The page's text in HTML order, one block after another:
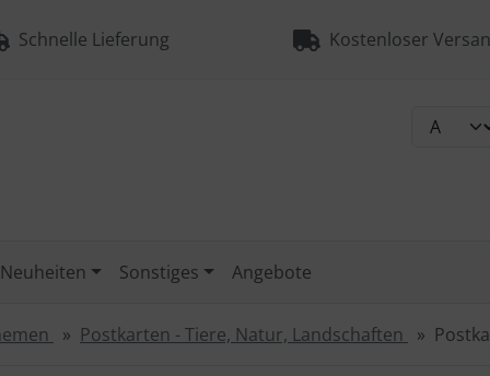
Schnelle Lieferung Kostenloser
Neuheiten Sonstiges Angebote
Postkarten - Tiere, Natur, Landschaften